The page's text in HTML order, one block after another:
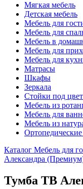
Мягкая мебель
Детская мебель
Мебель для
Мебель для
Мебель в
Мебель для
Мебель для
Матрасы
Шкафы
Зеркала
Стойки под
Мебель из
Мебель для
Мебель из
Каталог Мебель для
Александра
Тумба ТВ